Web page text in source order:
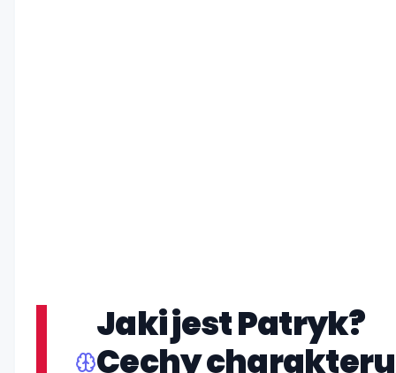
Jaki jest Patryk?
Cechy charakteru